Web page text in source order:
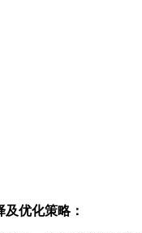
优化策略：